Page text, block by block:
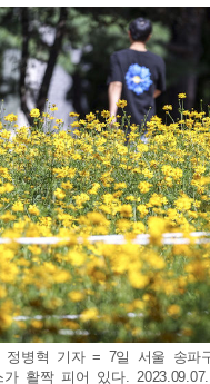
정병혁 기자 = 7일 서울 송파
가 활짝 피어 있다. 2023.09.07.